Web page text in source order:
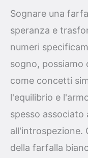
Sognare una
speranza e
numeri
sogno, possiamo
come concetti
l'equilibrio e
spesso associato
all'introspezione.
della farfalla